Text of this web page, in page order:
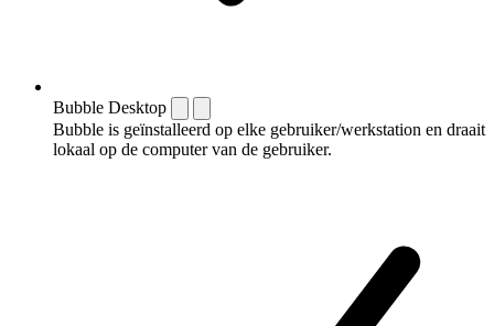
Bubble Desktop
Bubble is geïnstalleerd op elke gebruiker/werkstation en draait
lokaal op de computer van de gebruiker.